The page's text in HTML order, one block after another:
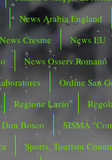
News Arabia England
News Cresme News EU
News Osserv.Romano
Ordine San
Regione Lazio
Bosco SISMA
Sports, Tourism